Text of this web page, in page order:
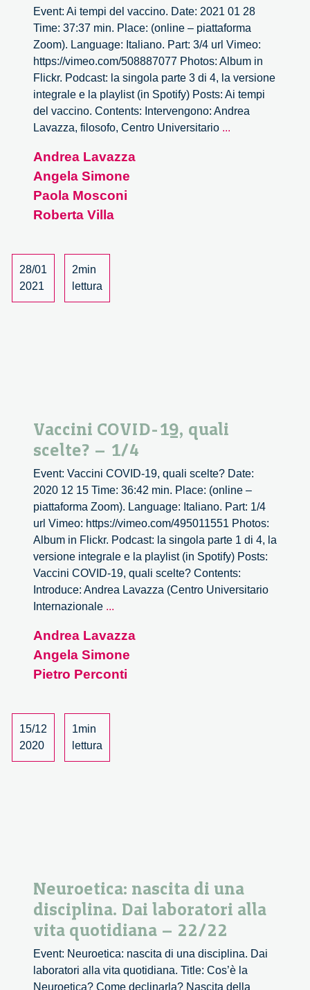
Event: Ai tempi del vaccino. Date: 2021 01 28
Time: 37:37 min. Place: (online – piattaforma
Zoom). Language: Italiano. Part: 3/4 url Vimeo:
https://vimeo.com/508887077 Photos: Album in
Flickr. Podcast: la singola parte 3 di 4, la versione
integrale e la playlist (in Spotify) Posts: Ai tempi
del vaccino. Contents: Intervengono: Andrea
Lavazza, filosofo, Centro Universitario ...
Andrea Lavazza
Angela Simone
Paola Mosconi
Roberta Villa
28/01
2021
2min
lettura
Vaccini COVID-19, quali
scelte? – 1/4
Event: Vaccini COVID-19, quali scelte? Date:
2020 12 15 Time: 36:42 min. Place: (online –
piattaforma Zoom). Language: Italiano. Part: 1/4
url Vimeo: https://vimeo.com/495011551 Photos:
Album in Flickr. Podcast: la singola parte 1 di 4, la
versione integrale e la playlist (in Spotify) Posts:
Vaccini COVID-19, quali scelte? Contents:
Introduce: Andrea Lavazza (Centro Universitario
Internazionale ...
19,
quali
scelte?
Andrea Lavazza
Angela Simone
Pietro Perconti
15/12
2020
1min
lettura
Neuroetica: nascita di una
disciplina. Dai laboratori alla
vita quotidiana – 22/22
Event: Neuroetica: nascita di una disciplina. Dai
laboratori alla vita quotidiana. Title: Cos’è la
Neuroetica? Come declinarla? Nascita della